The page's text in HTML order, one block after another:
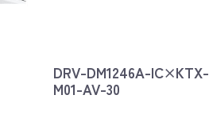
DRV-DM1246A-IC×KTX-
M01-AV-30